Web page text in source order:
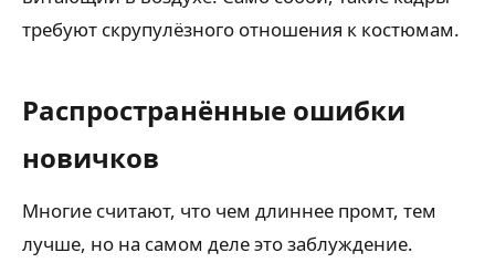
требуют скрупулёзного отношения к костюмам.
Распространённые ошибки
новичков
Многие считают, что чем длиннее промт, тем
лучше, но на самом деле это заблуждение.